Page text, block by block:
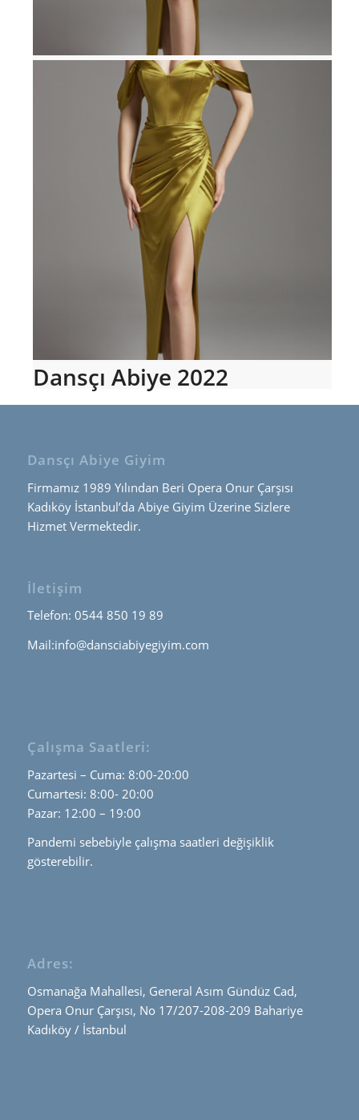
Dansçı Abiye 2022
Dansçı Abiye Giyim
Firmamız 1989 Yılından Beri Opera Onur Çarşısı
Kadıköy İstanbul’da Abiye Giyim Üzerine Sizlere
Hizmet Vermektedir.
İletişim
Telefon: 0544 850 19 89
Mail:info@dansciabiyegiyim.com
Çalışma Saatleri:
Pazartesi – Cuma: 8:00-20:00
Cumartesi: 8:00- 20:00
Pazar: 12:00 – 19:00
Pandemi sebebiyle çalışma saatleri değişiklik
gösterebilir.
Adres:
Osmanağa Mahallesi, General Asım Gündüz Cad,
Opera Onur Çarşısı, No 17/207-208-209 Bahariye
Kadıköy / İstanbul